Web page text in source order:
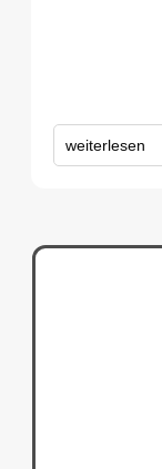
weiterlesen